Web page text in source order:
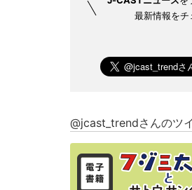
最新情報をチ
@jcast_trendさんのツ